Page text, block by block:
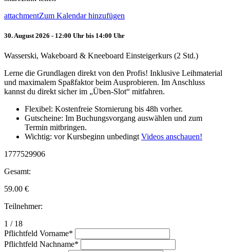
attachmentZum Kalendar hinzufügen
30. August 2026 - 12:00 Uhr bis 14:00 Uhr
Wasserski, Wakeboard & Kneeboard Einsteigerkurs (2 Std.)
Lerne die Grundlagen direkt von den Profis! Inklusive Leihmaterial
und maximalem Spaßfaktor beim Ausprobieren. Im Anschluss
kannst du direkt sicher im „Üben-Slot“ mitfahren.
Flexibel: Kostenfreie Stornierung bis 48h vorher.
Gutscheine: Im Buchungsvorgang auswählen und zum
Termin mitbringen.
Wichtig: vor Kursbeginn unbedingt Videos anschauen!
1777529906
Gesamt:
59.00 €
Teilnehmer:
1 / 18
Pflichtfeld Vorname*
Pflichtfeld Nachname*